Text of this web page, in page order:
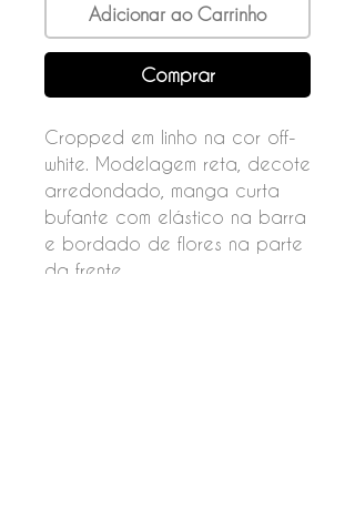
Adicionar ao Carrinho
Comprar
Cropped em linho na cor off-
white. Modelagem reta, decote
arredondado, manga curta
bufante com elástico na barra
e bordado de flores na parte
da frente.